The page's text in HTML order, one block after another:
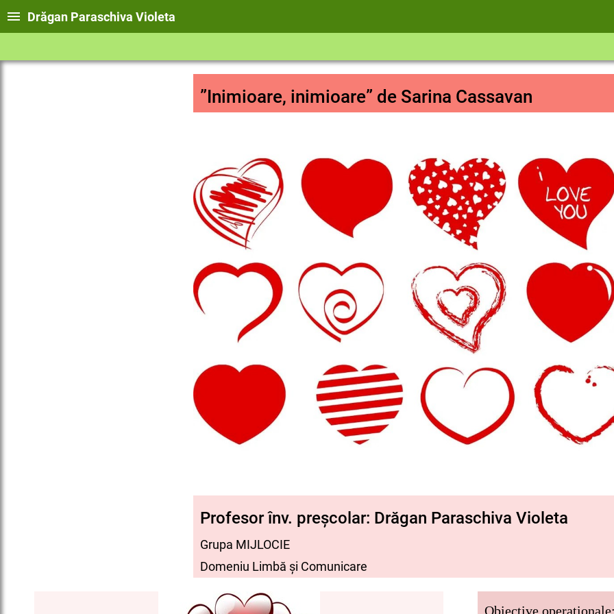
Drăgan Paraschiva Violeta
”Inimioare, inimioare” de Sarina Cassavan
Profesor înv. preșcolar: Drăgan Paraschiva Violeta
Grupa MIJLOCIE
Domeniu Limbă și Comunicare
Obiective